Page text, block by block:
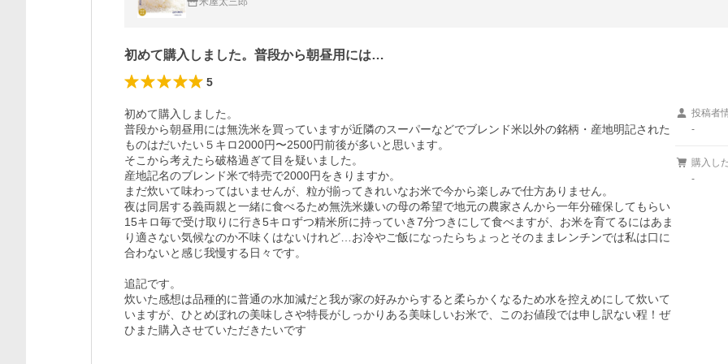
初めて購入しました。普段から朝昼用には…
5
初めて購入しました。
普段から朝昼用には無洗米を買っていますが近隣のスーパーなどでブレンド米以外の銘柄・産地明記された
ものはだいたい５キロ2000円〜2500円前後が多いと思います。
そこから考えたら破格過ぎて目を疑いました。
産地記名のブレンド米で特売で2000円をきりますか。
まだ炊いて味わってはいませんが、粒が揃ってきれいなお米で今から楽しみで仕方ありません。
夜は同居する義両親と一緒に食べるため無洗米嫌いの母の希望で地元の農家さんから一年分確保してもらい
15キロ毎で受け取りに行き5キロずつ精米所に持っていき7分つきにして食べますが、お米を育てるにはあま
り適さない気候なのか不味くはないけれど…お冷やご飯になったらちょっとそのままレンチンでは私は口に
合わないと感じ我慢する日々です。
追記です。
炊いた感想は品種的に普通の水加減だと我が家の好みからすると柔らかくなるため水を控えめにして炊いて
いますが、ひとめぼれの美味しさや特長がしっかりある美味しいお米で、このお値段では申し訳ない程！ぜ
ひまた購入させていただきたいです
投稿者
-
購入し
-